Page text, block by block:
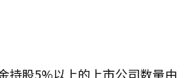
持股5%以上的上市公司数量由